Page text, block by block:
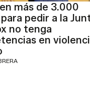
más de 3.000
pedir a la
no tenga
en